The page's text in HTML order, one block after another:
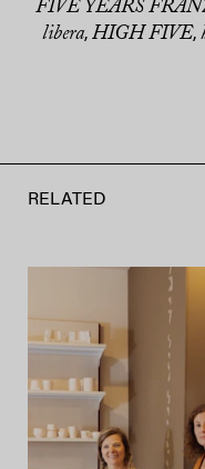
FIVE YEARS
libera, HIGH FIVE,
RELATED